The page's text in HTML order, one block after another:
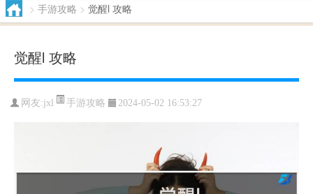
> 手游攻略 > 觉醒l 攻略
觉醒l 攻略
网友:jxl 手游攻略 2024-05-02 16:53:27